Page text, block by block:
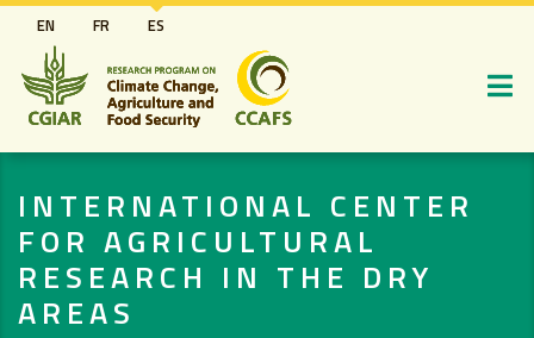
Pasar
al
contenido
principal
EN FR ES
INTERNATIONAL CENTER
FOR AGRICULTURAL
RESEARCH IN THE DRY
AREAS